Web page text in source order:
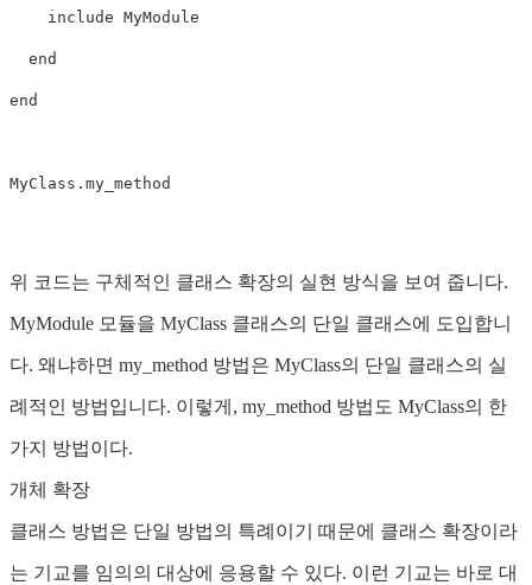
    include MyModule
  end
end
MyClass.my_method
위 코드는 구체적인 클래스 확장의 실현 방식을 보여 줍니다.
MyModule 모듈을 MyClass 클래스의 단일 클래스에 도입합니
다. 왜냐하면 my_method 방법은 MyClass의 단일 클래스의 실
례적인 방법입니다. 이렇게, my_method 방법도 MyClass의 한
가지 방법이다.
개체 확장
클래스 방법은 단일 방법의 특례이기 때문에 클래스 확장이라
는 기교를 임의의 대상에 응용할 수 있다. 이런 기교는 바로 대